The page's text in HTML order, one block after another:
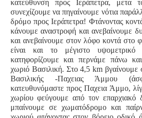
κατεύθυνση προς Ιεράπετρα, μετα
συνεχίζουμε να πηγαίνουμε νότια
δρόμο προς Ιεράπετρα! Φτάνοντας
κάνουμε αναστροφή και ανεβαίνουμε
και ανεβαίνουμε στον λόφο κοντά στο
είναι και το μέγιστο υψομετρικό
κατηφορίζουμε και περνάμε πάνω
χωριό Βασιλική. Στο 4,5 km βγαίνουμε
Βασιλικής -Παχειας Άμμου
κατευθυνόμαστε προς Παχεια Άμμο,
χωρίου φεύγουμε από τον επαρχιακό
μπαίνουμε σε χωματόδρομο και